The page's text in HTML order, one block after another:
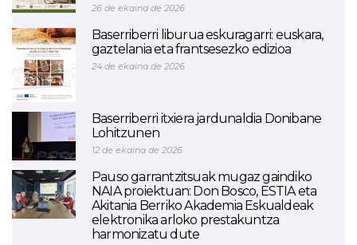
26 de ekaina de 2026
Baserriberri liburua eskuragarri: euskara,
gaztelania eta frantsesezko edizioa
24 de ekaina de 2026
Baserriberri itxiera jardunaldia Donibane
Lohitzunen
12 de ekaina de 2026
Pauso garrantzitsuak mugaz gaindiko
NAIA proiektuan: Don Bosco, ESTIA eta
Akitania Berriko Akademia Eskualdeak
elektronika arloko prestakuntza
harmonizatu dute